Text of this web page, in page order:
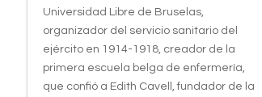
Universidad Libre de Bruselas,
organizador del servicio sanitario del
ejército en 1914-1918, creador de la
primera escuela belga de enfermería,
que confió a Edith Cavell, fundador de la